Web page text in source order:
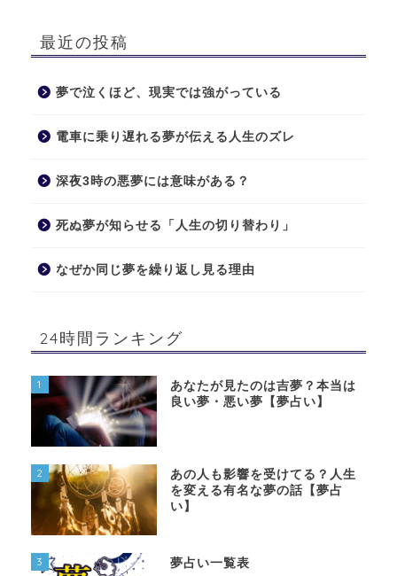
最近の投稿
夢で泣くほど、現実では強がっている
電車に乗り遅れる夢が伝える人生のズレ
深夜3時の悪夢には意味がある？
死ぬ夢が知らせる「人生の切り替わり」
なぜか同じ夢を繰り返し見る理由
24時間ランキング
1
あなたが見たのは吉夢？本当は
良い夢・悪い夢【夢占い】
2
あの人も影響を受けてる？人生
を変える有名な夢の話【夢占
い】
3 夢占い一覧表